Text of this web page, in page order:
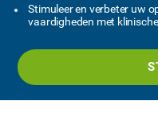
Stimuleer en verbeter uw
vaardigheden met